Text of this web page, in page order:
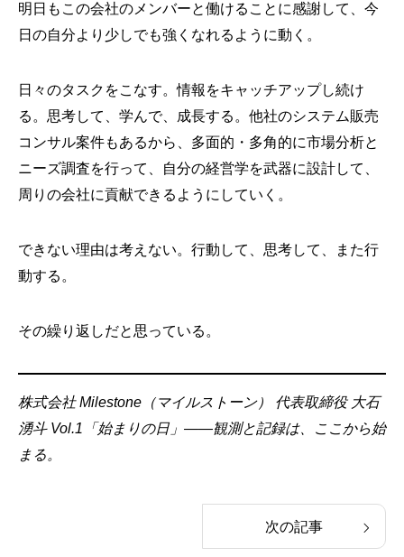
明日もこの会社のメンバーと働けることに感謝して、今
日の自分より少しでも強くなれるように動く。
日々のタスクをこなす。情報をキャッチアップし続け
る。思考して、学んで、成長する。他社のシステム販売
コンサル案件もあるから、多面的・多角的に市場分析と
ニーズ調査を行って、自分の経営学を武器に設計して、
周りの会社に貢献できるようにしていく。
できない理由は考えない。行動して、思考して、また行
動する。
その繰り返しだと思っている。
株式会社 Milestone（マイルストーン）
代表取締役 大石
湧斗 Vol.1「始まりの日」——観測と記録は、ここから始
まる。
次の記事